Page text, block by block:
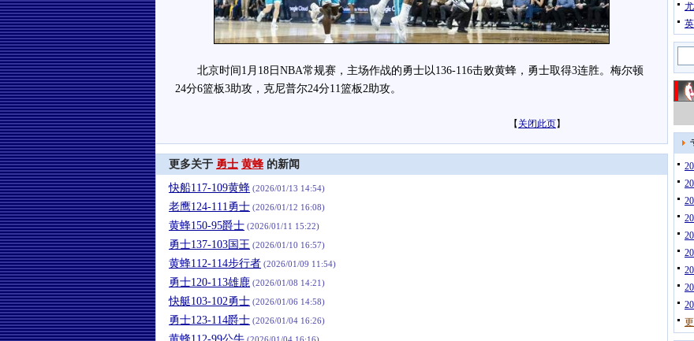
北京时间1月18日NBA常规赛，主场作战的勇士以136-116击败黄蜂，勇士取得3连胜。梅尔顿
24分6篮板3助攻，克尼普尔24分11篮板2助攻。
【 关闭此页】
更多关于 勇士 黄蜂 的新闻
快船117-109黄蜂 (2026/01/13 14:54)
老鹰124-111勇士 (2026/01/12 16:08)
黄蜂150-95爵士 (2026/01/11 15:22)
勇士137-103国王 (2026/01/10 16:57)
黄蜂112-114步行者 (2026/01/09 11:54)
勇士120-113雄鹿 (2026/01/08 14:21)
快艇103-102勇士 (2026/01/06 14:58)
勇士123-114爵士 (2026/01/04 16:26)